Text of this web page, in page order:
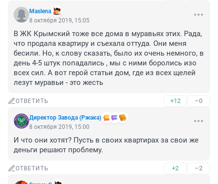
Maslena
8 октября 2019, 15:05
В ЖК Крымский тоже все дома в муравьях этих. Рада,
что продала квартиру и съехала оттуда. Они меня
бесили. Но, к слову сказать, было их очень немного, в
день 4-5 штук попадались , мы с ними боролись изо
всех сил. А вот герой статьи дом, где из всех щелей
лезут муравьи - это жесть
ОТВЕТИТЬ +12 –0
Директор Завода (Ржака)
8 октября 2019, 15:00
И что они хотят? Пусть в своих квартирах за свои же
деньги решают проблему.
ОТВЕТИТЬ +2 –2